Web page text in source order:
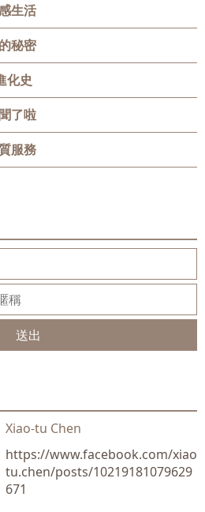
生活
秘密
化史
了啦
服務
送出
Xiao-tu Chen
https://www.facebook.com/xiao
tu.chen/posts/10219181079629
671